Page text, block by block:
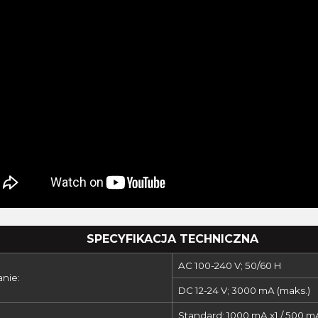
SPECYFIKACJA TECHNICZNA
AC 100-240 V; 50/60 H
DC 12-24 V; 3000 mA (maks.)
Standard: 1000 mA x1 / 500